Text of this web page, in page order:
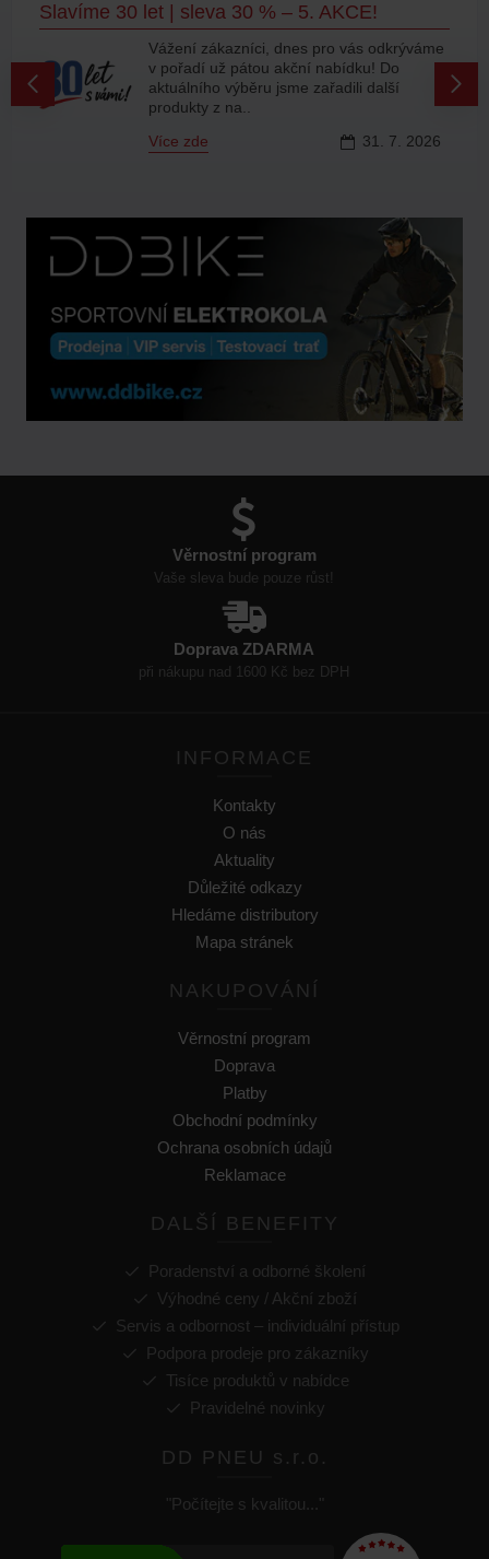
Slavíme 30 let | sleva 30 % – 5. AKCE!
31. 7. 2026
Vážení zákazníci, dnes pro vás odkrýváme
v pořadí už pátou akční nabídku! Do
aktuálního výběru jsme zařadili další
produkty z na..
Více zde
Věrnostní program
Vaše sleva bude pouze růst!
Doprava ZDARMA
při nákupu nad 1600 Kč bez DPH
INFORMACE
Kontakty
O nás
Aktuality
Důležité odkazy
Hledáme distributory
Mapa stránek
NAKUPOVÁNÍ
Věrnostní program
Doprava
Platby
Obchodní podmínky
Ochrana osobních údajů
Reklamace
DALŠÍ BENEFITY
Poradenství a odborné školení
Výhodné ceny / Akční zboží
Servis a odbornost – individuální přístup
Podpora prodeje pro zákazníky
Tisíce produktů v nabídce
Pravidelné novinky
DD PNEU s.r.o.
"Počítejte s kvalitou..."